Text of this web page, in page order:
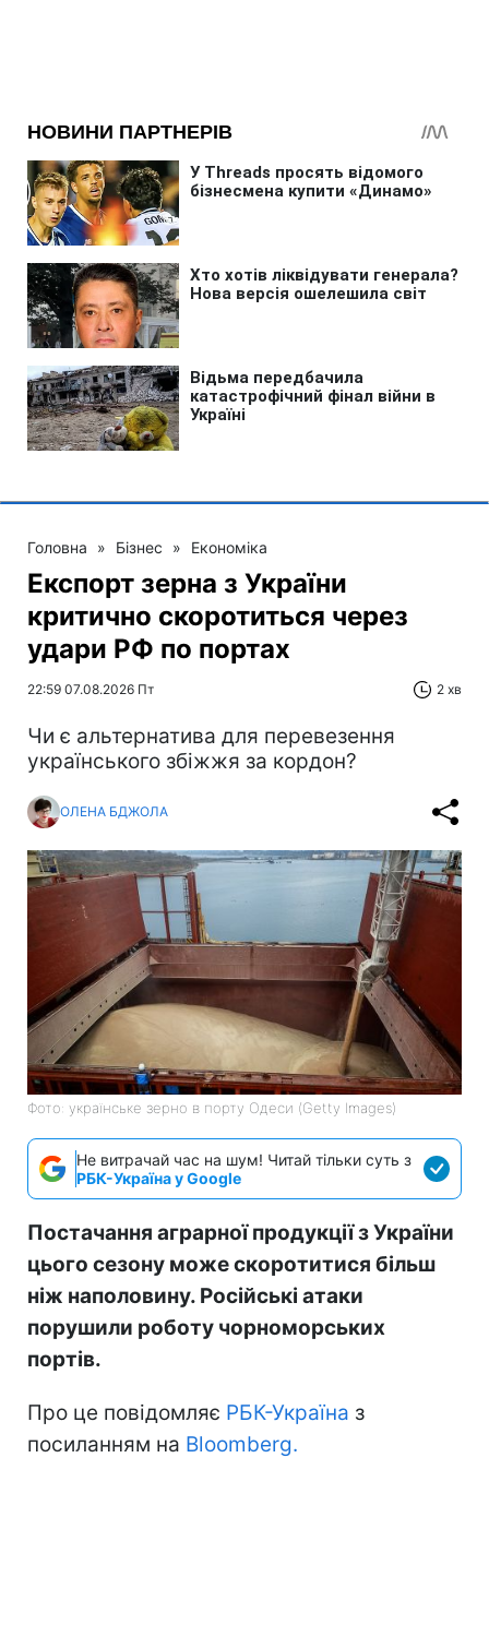
Головна » Бізнес » Економіка
Експорт зерна з України
критично скоротиться через
удари РФ по портах
22:59 07.08.2026 Пт 2 хв
Чи є альтернатива для перевезення
українського збіжжя за кордон?
ОЛЕНА БДЖОЛА
Фото: українське зерно в порту Одеси (Getty Images)
Не витрачай час на шум! Читай тільки суть з
РБК-Україна у Google
Постачання аграрної продукції з України
цього сезону може скоротитися більш
ніж наполовину. Російські атаки
порушили роботу чорноморських
портів.
Про це повідомляє РБК-Україна з
посиланням на Bloomberg.